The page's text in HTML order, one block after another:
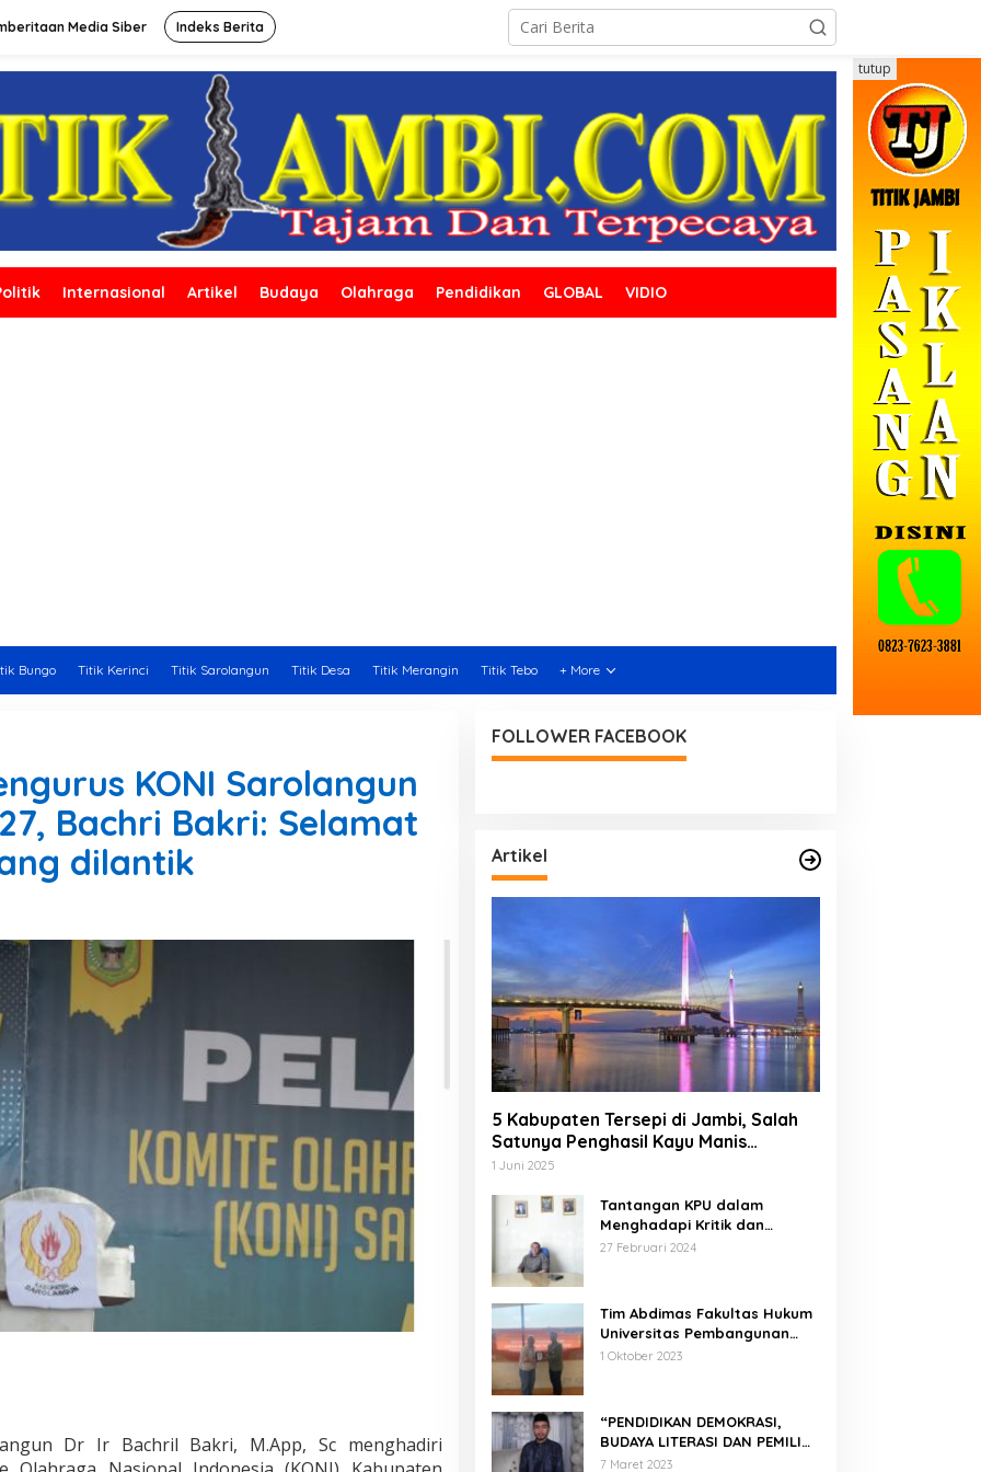
Media Siber Indeks Berita
Internasional Artikel Budaya Olahraga Pendidikan GLOBAL VIDIO
Bungo Titik Kerinci Titik Sarolangun Titik Desa Titik Merangin Titik Tebo + More
tutup
KONI Sarolangun
Bachri Bakri: Selamat
dilantik
Dr Ir Bachril Bakri, M.App, Sc menghadiri
FOLLOWER FACEBOOK
Artikel
5 Kabupaten Tersepi di Jambi, Salah
Satunya Penghasil Kayu Manis
Terbesar di Dunia
1 Juni 2025
Tantangan KPU dalam
Menghadapi Kritik dan
Tekanan Politik
27 Februari 2024
Tim Abdimas Fakultas Hukum
Universitas Pembangunan
Nasional Veteran Jakarta
1 Oktober 2023
“PENDIDIKAN DEMOKRASI,
BUDAYA LITERASI DAN PEMILIH
CERDAS”
7 Maret 2023